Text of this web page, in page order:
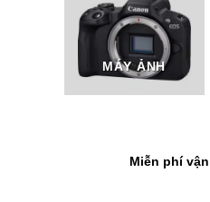
MÁY ẢNH
Miễn phí